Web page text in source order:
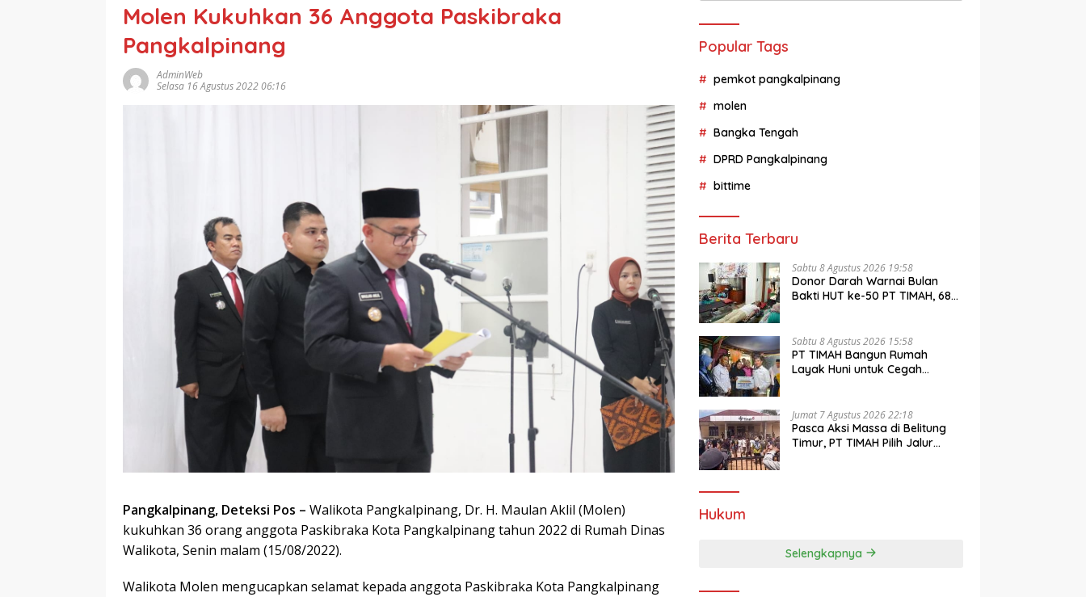
Molen Kukuhkan 36 Anggota Paskibraka
Pangkalpinang
AdminWeb
Selasa 16 Agustus 2022 06:16
Pangkalpinang, Deteksi Pos – Walikota Pangkalpinang, Dr. H. Maulan Aklil (Molen)
kukuhkan 36 orang anggota Paskibraka Kota Pangkalpinang tahun 2022 di Rumah Dinas
Walikota, Senin malam (15/08/2022).
Walikota Molen mengucapkan selamat kepada anggota Paskibraka Kota Pangkalpinang
Popular Tags
pemkot pangkalpinang
molen
Bangka Tengah
DPRD Pangkalpinang
bittime
Berita Terbaru
Sabtu 8 Agustus 2026 19:58
Donor Darah Warnai Bulan
Bakti HUT ke-50 PT TIMAH, 68
Sabtu 8 Agustus 2026 15:58
PT TIMAH Bangun Rumah
Layak Huni untuk Cegah
Jumat 7 Agustus 2026 22:18
Pasca Aksi Massa di Belitung
Timur, PT TIMAH Pilih Jalur
Hukum
Selengkapnya